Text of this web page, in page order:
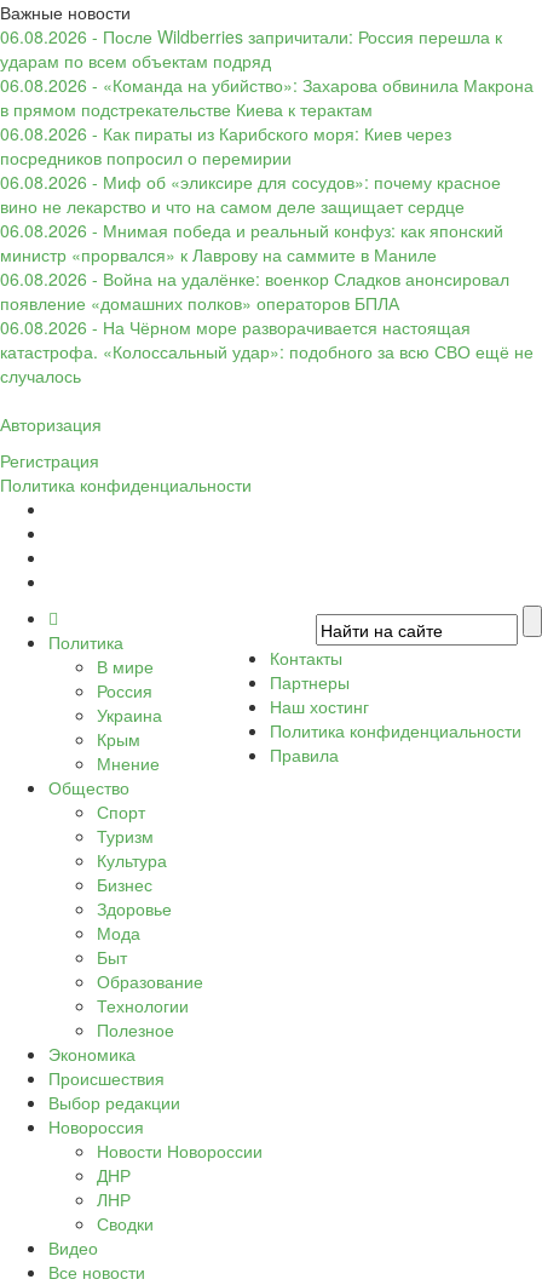
Важные новости
06.08.2026 - После Wildberries запричитали: Россия перешла к
ударам по всем объектам подряд
06.08.2026 - «Команда на убийство»: Захарова обвинила Макрона
в прямом подстрекательстве Киева к терактам
06.08.2026 - Как пираты из Карибского моря: Киев через
посредников попросил о перемирии
06.08.2026 - Миф об «эликсире для сосудов»: почему красное
вино не лекарство и что на самом деле защищает сердце
06.08.2026 - Мнимая победа и реальный конфуз: как японский
министр «прорвался» к Лаврову на саммите в Маниле
06.08.2026 - Война на удалёнке: военкор Сладков анонсировал
появление «домашних полков» операторов БПЛА
06.08.2026 - На Чёрном море разворачивается настоящая
катастрофа. «Колоссальный удар»: подобного за всю СВО ещё не
случалось
Авторизация
Регистрация
Политика конфиденциальности
Политика
В мире
Россия
Украина
Крым
Мнение
Общество
Спорт
Туризм
Культура
Бизнес
Здоровье
Мода
Быт
Образование
Технологии
Полезное
Экономика
Происшествия
Выбор редакции
Новороссия
Новости Новороссии
ДНР
ЛНР
Сводки
Видео
Все новости
Контакты
Партнеры
Наш хостинг
Политика конфиденциальности
Правила